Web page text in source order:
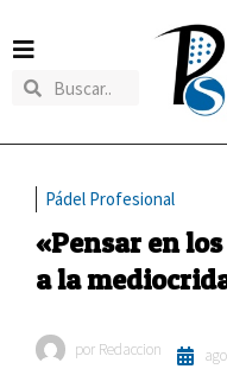
Pádel Profesional
«Pensar en
a la
por Redaccion